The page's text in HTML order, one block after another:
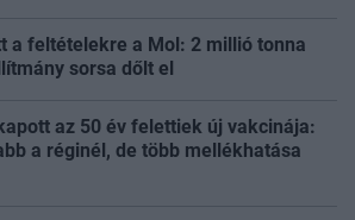
a feltételekre a Mol: 2 millió tonna
sorsa dőlt el
az 50 év felettiek új vakcinája:
a réginél, de több mellékhatása